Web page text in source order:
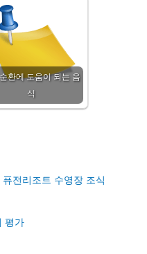
환에 도움이 되는 음
식
전리조트 수영장 조식
평가